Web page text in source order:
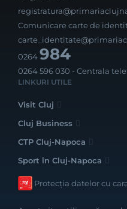
Comunicare carte de
0264984
0264 596 030 - Centrala
LINKURI UTILE
Visit Cluj
Cluj Business
CTP Cluj-Napoca
Sport în Cluj-Napoca
Protecția datelor cu